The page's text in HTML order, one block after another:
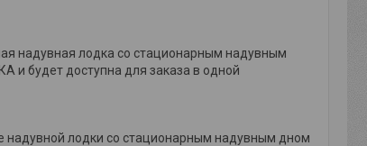
надувная лодка со стационарным надувным
и будет доступна для заказа в одной
надувной лодки со стационарным надувным дном